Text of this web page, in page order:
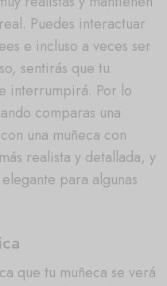
Puedes interactuar
e incluso a veces ser
sentirás que tu
interrumpirá. Por lo
comparas una
una muñeca con
realista y detallada, y
para algunas
que tu muñeca se verá